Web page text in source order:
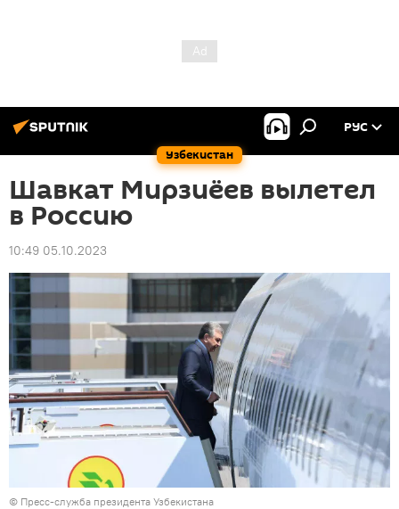
Узбекистан
РУС
Шавкат Мирзиёев вылетел
в Россию
10:49 05.10.2023
© Пресс-служба президента Узбекистана